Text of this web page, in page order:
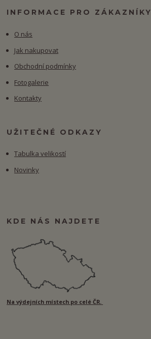
INFORMACE PRO ZÁKAZNÍKY
O nás
Jak nakupovat
Obchodní podmínky
Fotogalerie
Kontakty
UŽITEČNÉ ODKAZY
Tabulka velikostí
Novinky
KDE NÁS NAJDETE
Na výdejních místech po celé ČR.